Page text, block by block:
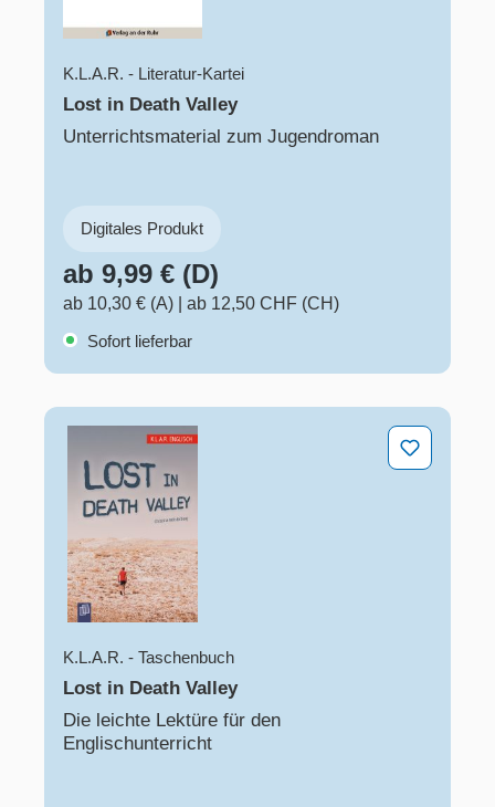
K.L.A.R. - Literatur-Kartei
Lost in Death Valley
Unterrichtsmaterial zum Jugendroman
Digitales Produkt
ab 9,99 € (D)
ab 10,30 € (A)
ab 12,50 CHF (CH)
Sofort lieferbar
Lost in Death Valley
K.L.A.R. - Taschenbuch
Lost in Death Valley
Die leichte Lektüre für den
Englischunterricht